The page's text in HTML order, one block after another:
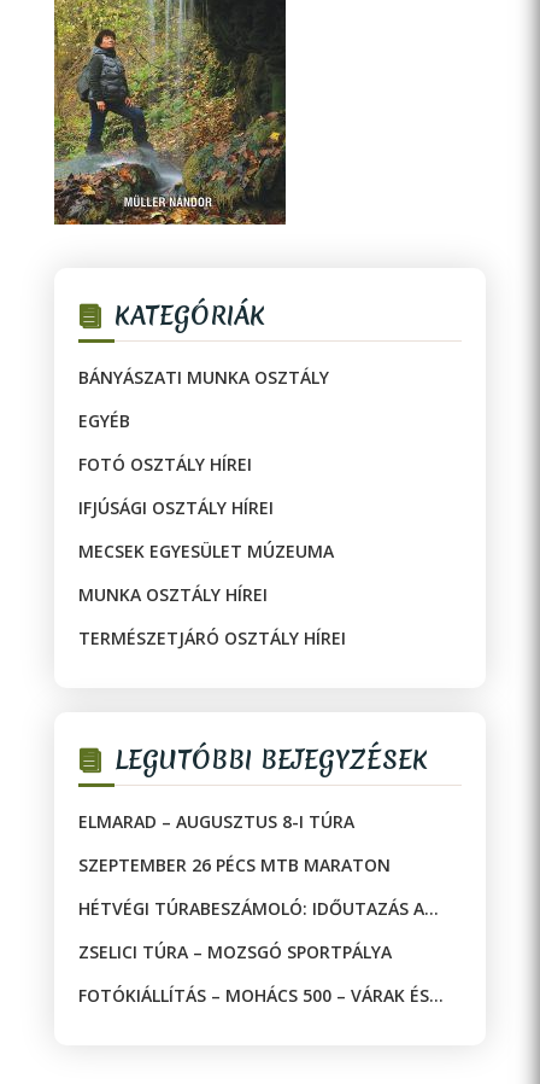
KATEGÓRIÁK
BÁNYÁSZATI MUNKA OSZTÁLY
EGYÉB
FOTÓ OSZTÁLY HÍREI
IFJÚSÁGI OSZTÁLY HÍREI
MECSEK EGYESÜLET MÚZEUMA
MUNKA OSZTÁLY HÍREI
TERMÉSZETJÁRÓ OSZTÁLY HÍREI
LEGUTÓBBI BEJEGYZÉSEK
ELMARAD – AUGUSZTUS 8-I TÚRA
SZEPTEMBER 26 PÉCS MTB MARATON
HÉTVÉGI TÚRABESZÁMOLÓ: IDŐUTAZÁS A
ZSELICI TÚRA – MOZSGÓ SPORTPÁLYA
FOTÓKIÁLLÍTÁS – MOHÁCS 500 – VÁRAK ÉS